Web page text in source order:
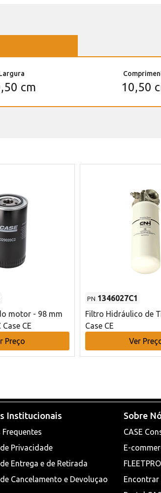
cm 10,50
motor - 98 mm
CE
Preço
PN 1346027C1
Filtro Hidráulico de
Case CE
Ver
Institucionais
Frequentes
Privacidade
Entrega e de Retirada
Cancelamento e Devoluçao
Sobre
CASE
E-
FLEETPRO